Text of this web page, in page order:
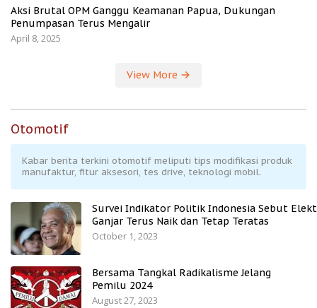
Aksi Brutal OPM Ganggu Keamanan Papua, Dukungan
Penumpasan Terus Mengalir
April 8, 2025
View More
Otomotif
Kabar berita terkini otomotif meliputi tips modifikasi produk
manufaktur, fitur aksesori, tes drive, teknologi mobil.
Survei Indikator Politik Indonesia Sebut
Ganjar Terus Naik dan Tetap Teratas
October 1, 2023
Bersama Tangkal Radikalisme Jelang
Pemilu 2024
August 27, 2023